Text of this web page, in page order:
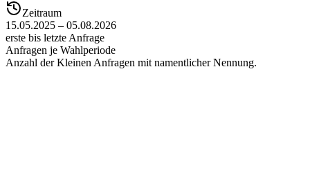
Zeitraum
15.05.2025 – 05.08.2026
erste bis letzte Anfrage
Anfragen je Wahlperiode
Anzahl der Kleinen Anfragen mit namentlicher Nennung.